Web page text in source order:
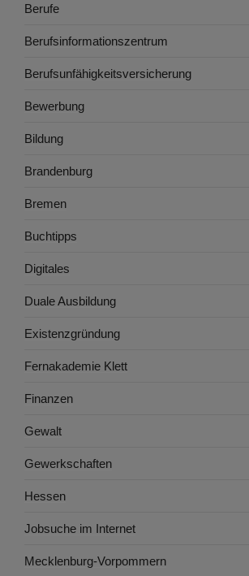
Berufe
Berufsinformationszentrum
Berufsunfähigkeitsversicherung
Bewerbung
Bildung
Brandenburg
Bremen
Buchtipps
Digitales
Duale Ausbildung
Existenzgründung
Fernakademie Klett
Finanzen
Gewalt
Gewerkschaften
Hessen
Jobsuche im Internet
Mecklenburg-Vorpommern